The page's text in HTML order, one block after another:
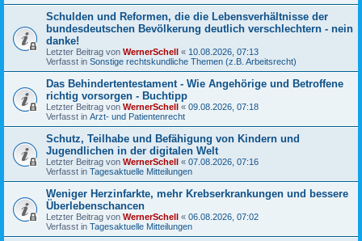
Schulden und Reformen, die die Lebensverhältnisse der
bundesdeutschen Bevölkerung deutlich verschlechtern - nein
danke!
Letzter Beitrag von WernerSchell « 10.08.2026, 07:13
Verfasst in Sonstige rechtskundliche Themen (z.B. Arbeitsrecht)
Das Behindertentestament - Wie Angehörige und Betroffene
richtig vorsorgen - Buchtipp
Letzter Beitrag von WernerSchell « 09.08.2026, 07:18
Verfasst in Arzt- und Patientenrecht
Schutz, Teilhabe und Befähigung von Kindern und
Jugendlichen in der digitalen Welt
Letzter Beitrag von WernerSchell « 07.08.2026, 07:16
Verfasst in Tagesaktuelle Mitteilungen
Weniger Herzinfarkte, mehr Krebserkrankungen und bessere
Überlebenschancen
Letzter Beitrag von WernerSchell « 06.08.2026, 07:02
Verfasst in Tagesaktuelle Mitteilungen